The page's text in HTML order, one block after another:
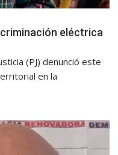
eléctrica
(PJ) denunció este
en la